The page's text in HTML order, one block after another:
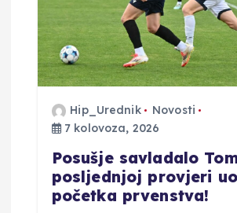
Hip_Urednik
Novosti
7 kolovoza, 2026
Posušje savladalo
posljednjoj provjeri
početka prvenstva!